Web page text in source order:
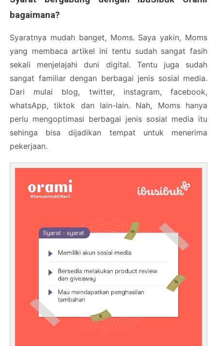
bagaimana?
Syaratnya mudah banget, Moms. Saya yakin, Moms
yang membaca artikel ini tentu sudah sangat fasih
sekali menjelajahi duni digital. Tentu juga sudah
sangat familiar dengan berbagai jenis sosial media.
Dari mulai blog, twitter, instagram, facebook,
whatsApp, tiktok dan lain-lain. Nah, Moms hanya
perlu mengoptimasi berbagai jenis sosial media itu
sehinga bisa dijadikan tempat untuk menerima
pekerjaan.